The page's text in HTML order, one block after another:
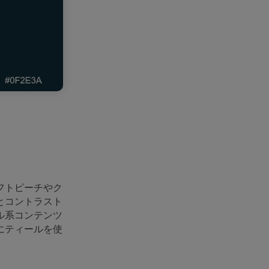
トピーチやク
コントラスト
系コンテンツ
ティールを使